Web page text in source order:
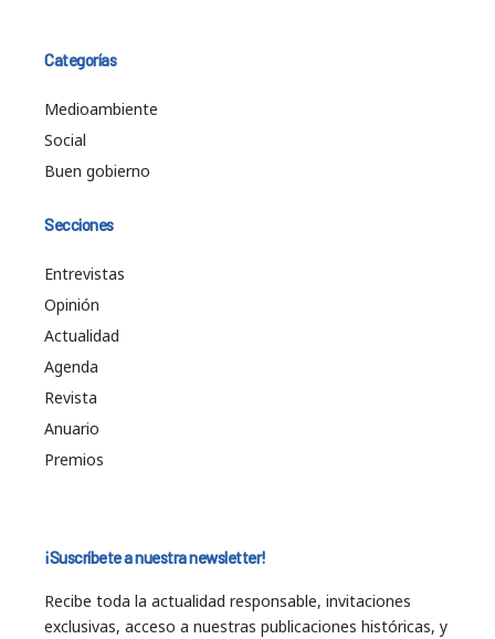
Categorías
Medioambiente
Social
Buen gobierno
Secciones
Entrevistas
Opinión
Actualidad
Agenda
Revista
Anuario
Premios
¡Suscríbete a nuestra newsletter!
Recibe toda la actualidad responsable, invitaciones
exclusivas, acceso a nuestras publicaciones históricas, y